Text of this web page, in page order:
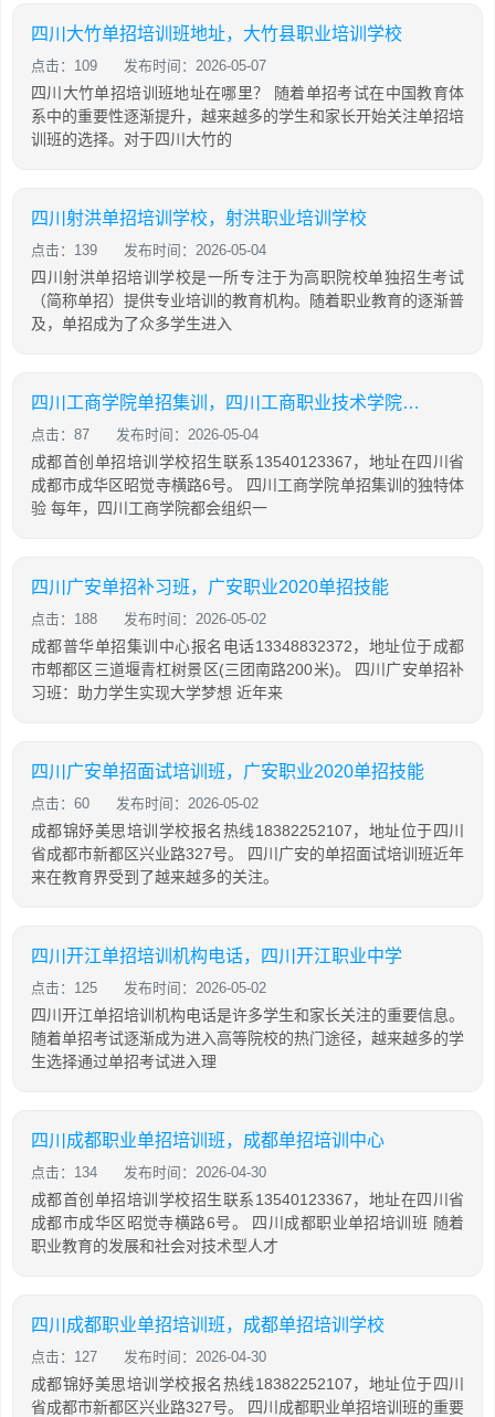
四川大竹单招培训班地址，大竹县职业培训学校
点击：109 发布时间：2026-05-07
四川大竹单招培训班地址在哪里？ 随着单招考试在中国教育体
系中的重要性逐渐提升，越来越多的学生和家长开始关注单招培
训班的选择。对于四川大竹的
四川射洪单招培训学校，射洪职业培训学校
点击：139 发布时间：2026-05-04
四川射洪单招培训学校是一所专注于为高职院校单独招生考试
（简称单招）提供专业培训的教育机构。随着职业教育的逐渐普
及，单招成为了众多学生进入
四川工商学院单招集训，四川工商职业技术学院2021单招考试大纲
点击：87 发布时间：2026-05-04
成都首创单招培训学校招生联系13540123367，地址在四川省
成都市成华区昭觉寺横路6号。 四川工商学院单招集训的独特体
验 每年，四川工商学院都会组织一
四川广安单招补习班，广安职业2020单招技能
点击：188 发布时间：2026-05-02
成都普华单招集训中心报名电话13348832372，地址位于成都
市郫都区三道堰青杠树景区(三团南路200米)。 四川广安单招补
习班：助力学生实现大学梦想 近年来
四川广安单招面试培训班，广安职业2020单招技能
点击：60 发布时间：2026-05-02
成都锦妤美思培训学校报名热线18382252107，地址位于四川
省成都市新都区兴业路327号。 四川广安的单招面试培训班近年
来在教育界受到了越来越多的关注。
四川开江单招培训机构电话，四川开江职业中学
点击：125 发布时间：2026-05-02
四川开江单招培训机构电话是许多学生和家长关注的重要信息。
随着单招考试逐渐成为进入高等院校的热门途径，越来越多的学
生选择通过单招考试进入理
四川成都职业单招培训班，成都单招培训中心
点击：134 发布时间：2026-04-30
成都首创单招培训学校招生联系13540123367，地址在四川省
成都市成华区昭觉寺横路6号。 四川成都职业单招培训班 随着
职业教育的发展和社会对技术型人才
四川成都职业单招培训班，成都单招培训学校
点击：127 发布时间：2026-04-30
成都锦妤美思培训学校报名热线18382252107，地址位于四川
省成都市新都区兴业路327号。 四川成都职业单招培训班的重要